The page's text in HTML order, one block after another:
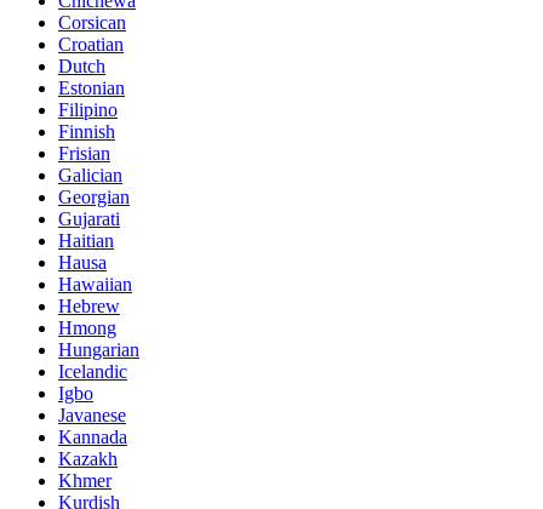
Corsican
Croatian
Dutch
Estonian
Filipino
Finnish
Frisian
Galician
Georgian
Gujarati
Haitian
Hausa
Hawaiian
Hebrew
Hmong
Hungarian
Icelandic
Igbo
Javanese
Kannada
Kazakh
Khmer
Kurdish